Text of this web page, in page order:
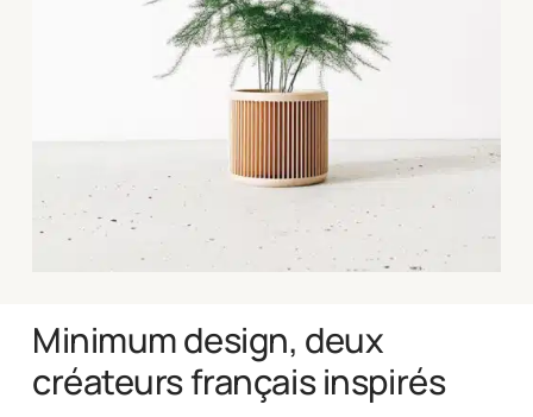
Minimum design, deux
créateurs français inspirés